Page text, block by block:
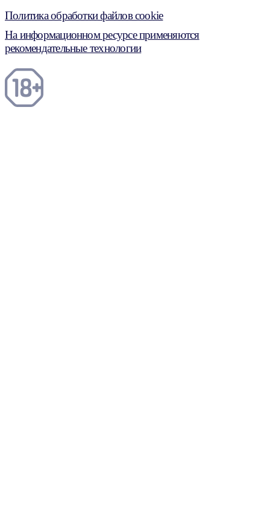
Политика обработки файлов cookie
На информационном ресурсе применяются
рекомендательные технологии